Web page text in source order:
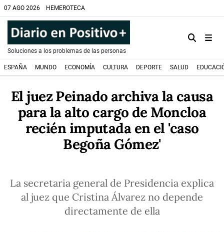
07 AGO 2026 HEMEROTECA
Soluciones a los problemas de las personas
ESPAÑA MUNDO ECONOMÍA CULTURA DEPORTE SALUD
El juez Peinado archiva la causa
para la alto cargo de Moncloa
recién imputada en el 'caso
Begoña Gómez'
La secretaria general de Presidencia explica
al juez que Cristina Álvarez no depende
directamente de ella